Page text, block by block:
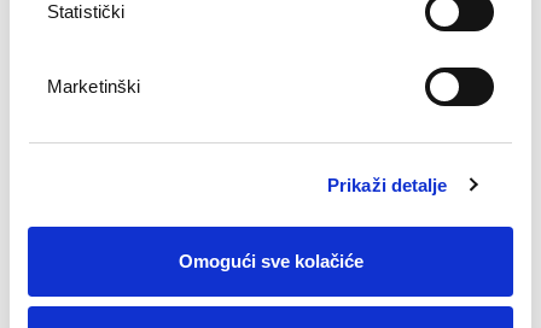
Statistički
Marketinški
Prikaži detalje
Omogući sve kolačiće